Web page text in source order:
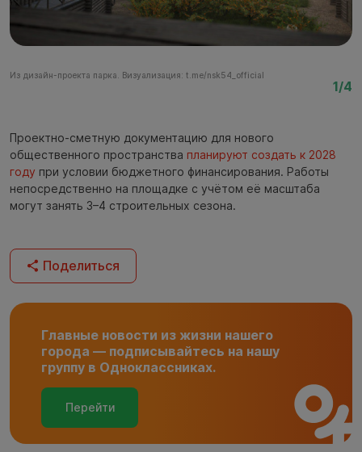
Из дизайн-проекта парка. Визуализация: t.me/nsk54_official
1/4
Проектно-сметную документацию для нового
общественного пространства планируют создать к 2028
году при условии бюджетного финансирования. Работы
непосредственно на площадке с учётом её масштаба
могут занять 3–4 строительных сезона.
Поделиться
Главные новости из жизни нашего
города — подписывайтесь на нашу
группу в Одноклассниках.
Перейти